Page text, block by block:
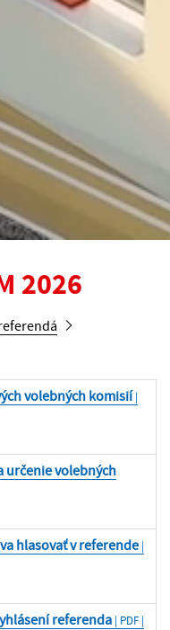
2026
volebných komisií|
určenie volebných
hlasovať v referende |
referenda | PDF |